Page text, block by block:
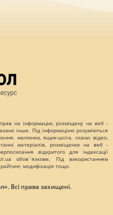
на інформацію, розміщену на веб -
інше. Під інформацією розуміються
малюнки, ящик-шота, скани, відео,
матеріалів, розміщених на веб -
відкритого для індексації
обов`язкове. Під використанням
модифікація тощо.
Всі права захищені.